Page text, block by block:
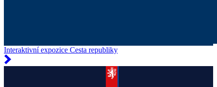
Interaktivní expozice Cesta republiky